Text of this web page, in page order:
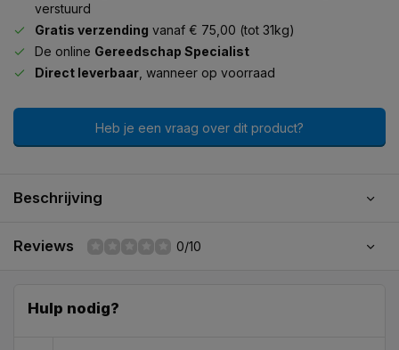
verstuurd
Gratis verzending vanaf € 75,00 (tot 31kg)
De online Gereedschap Specialist
Direct leverbaar , wanneer op voorraad
Heb je een vraag over dit product?
Beschrijving
Reviews 0/10
Hulp nodig?